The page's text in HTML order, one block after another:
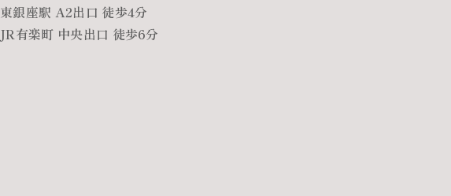
東銀座駅 A2出口 徒歩4分
JR有楽町 中央出口 徒歩6分